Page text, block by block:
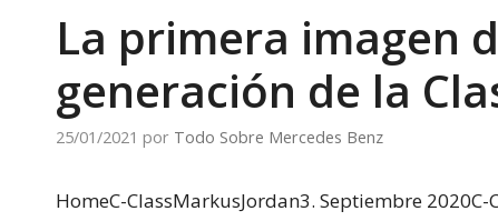
La primera imagen
generación de la
25/01/2021 por Todo Sobre Mercedes Benz
HomeC-ClassMarkusJordan3. Septiembre